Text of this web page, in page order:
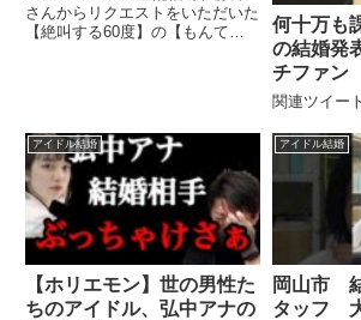
さんからリクエストをいただいた
【絶叫する60度】の【もんて
何十万も
の結婚発
チファン
関連ツイート
アイドル結婚
【ホリエモン】世の男性た
ちのアイドル、弘中アナの
アイドル結婚
岡山市
タッフ